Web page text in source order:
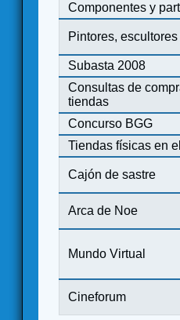
Componentes y
Pintores,
Subasta 2008
Consultas de
tiendas
Concurso BGG
Tiendas físicas en
Cajón de sastre
Arca de Noe
Mundo Virtual
Cineforum